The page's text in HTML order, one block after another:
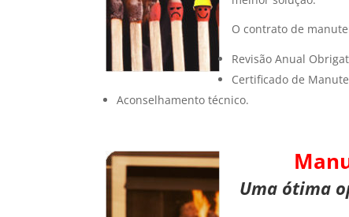
O contrato de
Revisão Anual
Certificado de
Aconselhamento técnico.
Uma ótima